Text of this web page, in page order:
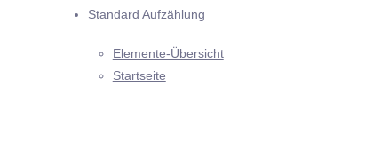
Standard Aufzählung
Elemente-Übersicht
Startseite